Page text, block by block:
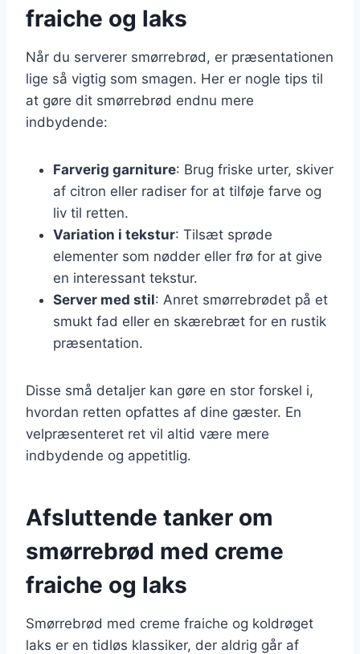
fraiche og laks
Når du serverer smørrebrød, er præsentationen
lige så vigtig som smagen. Her er nogle tips til
at gøre dit smørrebrød endnu mere
indbydende:
Farverig garniture: Brug friske urter, skiver
af citron eller radiser for at tilføje farve og
liv til retten.
Variation i tekstur: Tilsæt sprøde
elementer som nødder eller frø for at give
en interessant tekstur.
Server med stil: Anret smørrebrødet på et
smukt fad eller en skærebræt for en rustik
præsentation.
Disse små detaljer kan gøre en stor forskel i,
hvordan retten opfattes af dine gæster. En
velpræsenteret ret vil altid være mere
indbydende og appetitlig.
Afsluttende tanker om
smørrebrød med creme
fraiche og laks
Smørrebrød med creme fraiche og koldrøget
laks er en tidløs klassiker, der aldrig går af